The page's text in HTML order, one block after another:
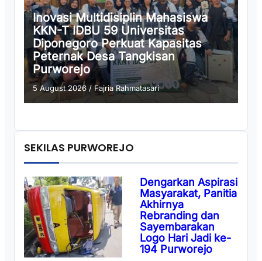
Inovasi Multidisiplin Mahasiswa
KKN-T IDBU 59 Universitas
Diponegoro Perkuat Kapasitas
Peternak Desa Tangkisan
Purworejo
5 August 2026 /Fajria Rahmatasari
SEKILAS PURWOREJO
Dengarkan Aspirasi
Masyarakat, Panitia
Akhirnya
Rebranding dan
Sayembarakan
Logo Hari Jadi ke-
194 Purworejo